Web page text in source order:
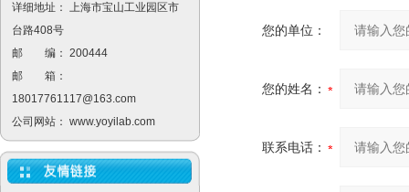
详细地址： 上海市宝山工业园区市
台路408号
邮 编： 200444
邮 箱：
18017761117@163.com
公司网站： www.yoyilab.com
您的单位：
您的姓名：
联系电话：